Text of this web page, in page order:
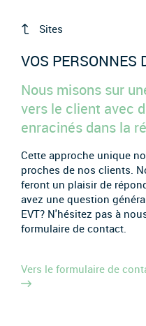
Sites
VOS PERSONNES
Nous misons sur
vers le client avec
enracinés dans la
Cette approche unique
proches de nos clients.
feront un plaisir de
avez une question
EVT? N'hésitez pas à
formulaire de contact.
Vers le formulaire de